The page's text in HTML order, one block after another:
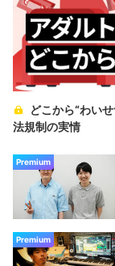
どこから“わい
法規制の実情
Premium
Premium